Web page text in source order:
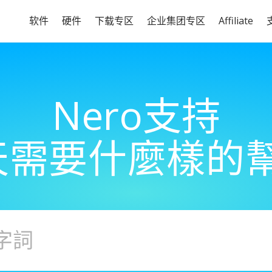
软件 硬件 下载专区 企业集团专区 Affiliate
Nero支持
要什麼樣的